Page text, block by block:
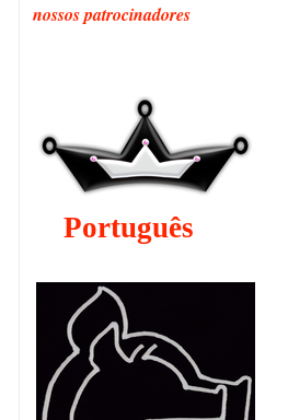
nossos patrocinadores
Português